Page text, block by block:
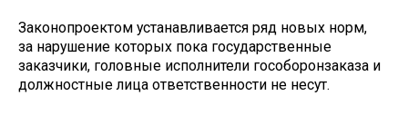
Законопроектом устанавливается ряд новых норм,
за нарушение которых пока государственные
заказчики, головные исполнители гособоронзаказа и
должностные лица ответственности не несут.